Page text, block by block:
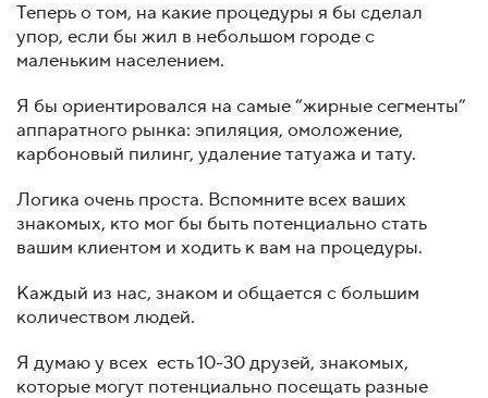
Теперь о том, на какие процедуры я бы сделал
упор, если бы жил в небольшом городе с
маленьким населением.
Я бы ориентировался на самые “жирные сегменты”
аппаратного рынка: эпиляция, омоложение,
карбоновый пилинг, удаление татуажа и тату.
Логика очень проста. Вспомните всех ваших
знакомых, кто мог бы быть потенциально стать
вашим клиентом и ходить к вам на процедуры.
Каждый из нас, знаком и общается с большим
количеством людей.
Я думаю у всех есть 10-30 друзей, знакомых,
которые могут потенциально посещать разные